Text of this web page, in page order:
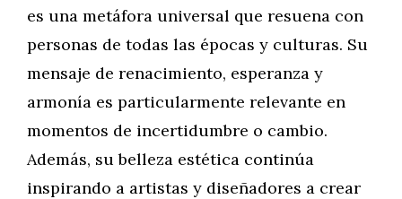
es una metáfora universal que resuena con
personas de todas las épocas y culturas. Su
mensaje de renacimiento, esperanza y
armonía es particularmente relevante en
momentos de incertidumbre o cambio.
Además, su belleza estética continúa
inspirando a artistas y diseñadores a crear